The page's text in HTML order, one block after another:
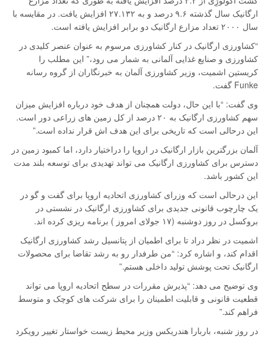
ارگانیک سال گذشته ۹.۶ درصد و به ۲۷.۱۳۲ افزایش یافت. در مقایسه با
سال ۲۰۰۰ تعداد مزارع ارگانیک دو برابر افزایش یافته است.
“کشاورزی ارگانیک در کنار کشاورزی مرسوم به عنوان عنصر کلیدی در
کشاورزی و صنایع غذایی آلمانی به شمار می رود،” این مطلب را
کریستین اشمیت، وزیر کشاورزی آلمان به خبرنگاران از گروه رسانه
Funke گفت.
وی گفت: “با این حال، دولت همچنان از هدف خود درباره افزایش میزان
سهم کشاورزی ارگانیک به ۲۰ درصد از کل زمین های زراعی دور است.
این درحالی است که تاریخی برای این هدف اش قرار نداده است.”
آلمان بزرگترین بازار ارگانیک در اروپا را دراختیار دارد، اما کمبود زمین در
دسترس برای کشاورزی ارگانیک می تواند تهدیدی برای توسعه بلند مدت
این کشور باشد.
این درحالی است که وزرای کشاورزی اتحادیه اروپا برای گفت و گو در
یک چارچوب قانونی جدیدی برای کشاورزی ارگانیک در نشستی در
بروکسل در روز دوشنبه (۱۷ جولای امروز ) برنامه ریزی کرده اند.
اشمیت در نظر دراد تا برای اطمیان از پتانسیل رشد کشاورزی ارگانیک
اقدام کند، و اشاره کرد: “من طرفدار رو به رشد تقاضا برای محصولات
ارگانیک تحت پوشش تولید داخلی هستم.”
وی توضیح می دهد: “پذیرش مقررات در سطح اتحادیه اروپا می تواند
قطعیت قانونی و قابلیت اطمینان را برای شرکت های کوچک و متوسط ​​
فراهم کند.”
در روز شنبه، باربارا هندریکس وزیر محیط زیست خواستار تغییر رویکرد